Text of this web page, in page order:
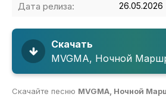
Дата релиза: 26.05.2026
Скачать
MVGMA, Ночной
Скачайте песню MVGMA, Ночной